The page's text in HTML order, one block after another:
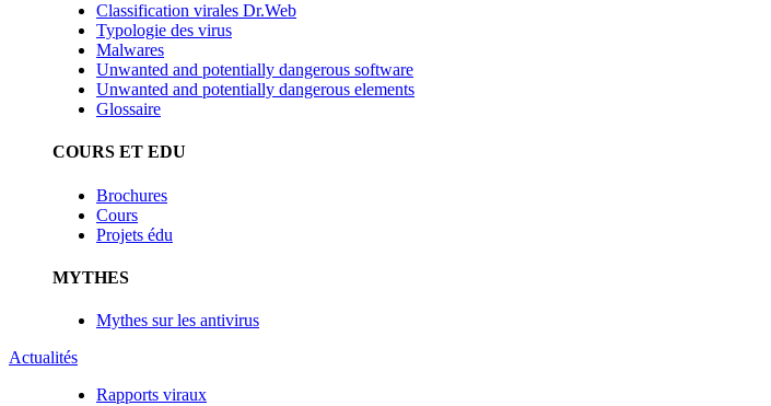
Classification virales Dr.Web
Typologie des virus
Malwares
Unwanted and potentially dangerous software
Unwanted and potentially dangerous elements
Glossaire
COURS ET EDU
Brochures
Cours
Projets édu
MYTHES
Mythes sur les antivirus
Actualités
Rapports viraux